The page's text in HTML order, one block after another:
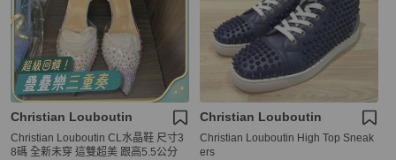
Christian Louboutin
Christian Louboutin CL水晶鞋 尺寸3
8碼 全新未穿 這雙超美 跟高5.5公分
Christian Louboutin
Christian Louboutin High Top Sneak
ers